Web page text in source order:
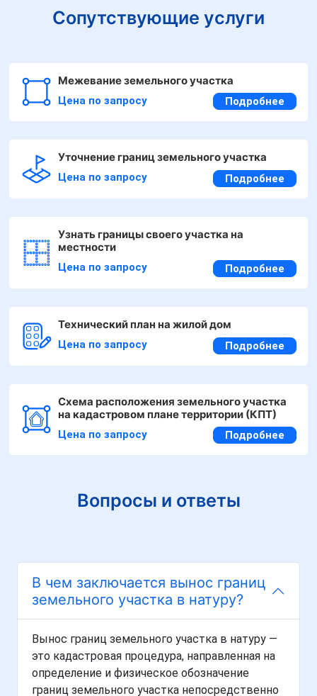
Сопутствующие услуги
Межевание земельного участка
Цена по запросу Подробнее
Уточнение границ земельного участка
Цена по запросу Подробнее
Узнать границы своего участка на
местности
Цена по запросу Подробнее
Технический план на жилой дом
Цена по запросу Подробнее
Схема расположения земельного участка
на кадастровом плане территории (КПТ)
Цена по запросу Подробнее
Вопросы и ответы
В чем заключается вынос границ
земельного участка в натуру?
Вынос границ земельного участка в натуру —
это кадастровая процедура, направленная на
определение и физическое обозначение
границ земельного участка непосредственно